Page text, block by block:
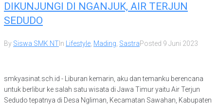
DIKUNJUNGI DI NGANJUK, AIR TERJUN
SEDUDO
By Siswa SMK NT In Lifestyle Mading SastraPosted 9 Juni 2023
smkyasinat.sch.id - Liburan kemarin, aku dan temanku berencana
untuk berlibur ke salah satu wisata di Jawa Timur yaitu Air Terjun
Sedudo tepatnya di Desa Ngliman, Kecamatan Sawahan, Kabupaten